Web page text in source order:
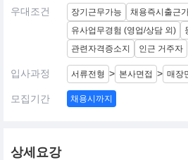
우대조건 장기근무가능
채용즉시출근
유사업무경험 (영업/상담 외)
관련자격증소지
인근 거주자
입사과정 서류전형 > 본사면접 > 매장
모집기간 채용시까지
상세요강